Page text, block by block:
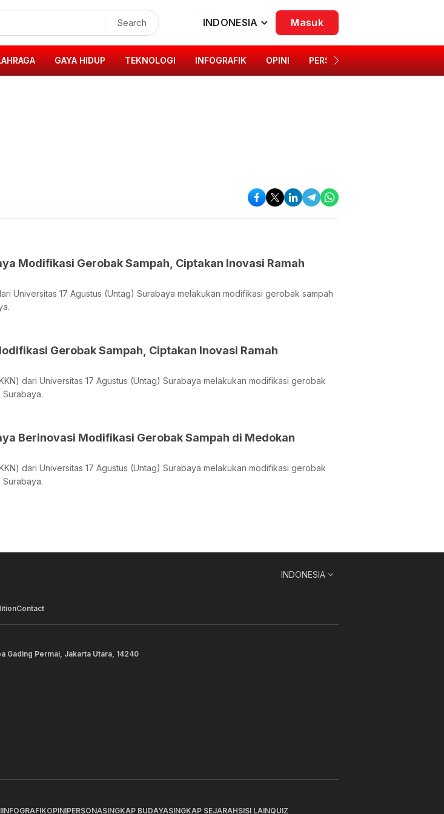
Search INDONESIA Masuk
GAYA HIDUP TEKNOLOGI INFOGRAFIK OPINI PERSONA
Modifikasi Gerobak Sampah, Ciptakan Inovasi Ramah
Universitas 17 Agustus (Untag) Surabaya melakukan modifikasi gerobak sampah
Gerobak Sampah, Ciptakan Inovasi Ramah
dari Universitas 17 Agustus (Untag) Surabaya melakukan modifikasi gerobak
Berinovasi Modifikasi Gerobak Sampah di Medokan
dari Universitas 17 Agustus (Untag) Surabaya melakukan modifikasi gerobak
INDONESIA
Contact
Gading Permai, Jakarta Utara, 14240
INFOGRAFIKOPINIPERSONASINGKAP BUDAYASINGKAP SEJARAHSISI LAINQUIZ